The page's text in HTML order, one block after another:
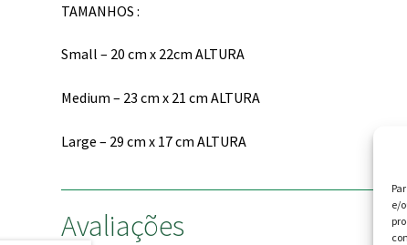
e/
TAMANHOS :
Small – 20 cm x 22cm ALTURA
Medium – 23 cm x 21 cm ALTURA
Large – 29 cm x 17 cm ALTURA
Avaliações